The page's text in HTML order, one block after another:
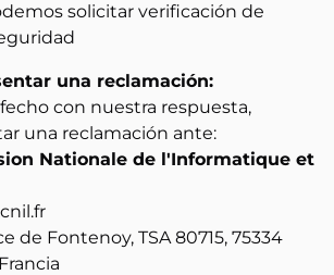
solicitar verificación de
una reclamación:
con nuestra respuesta,
una reclamación ante:
Nationale de l'Informatique et
de Fontenoy, TSA 80715, 75334